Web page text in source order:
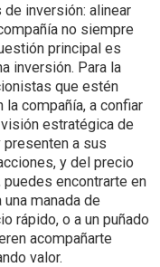
inversión: alinear
no siempre
principal es
inversión. Para la
que estén
compañía, a confiar
estratégica de
a sus
y del precio
encontrarte en
manada de
rápido, o a un puñado
acompañarte
valor.